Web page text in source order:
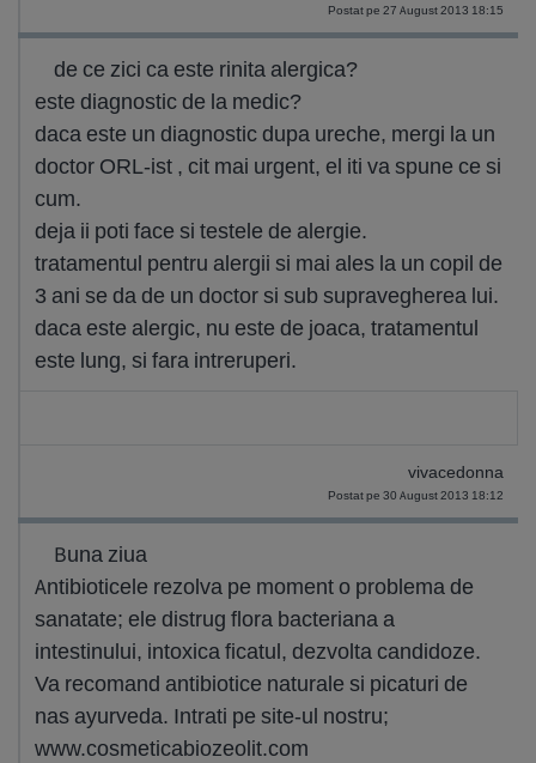
Postat pe 27 August 2013 18:15
de ce zici ca este rinita alergica?
este diagnostic de la medic?
daca este un diagnostic dupa ureche, mergi la un
doctor ORL-ist , cit mai urgent, el iti va spune ce si
cum.
deja ii poti face si testele de alergie.
tratamentul pentru alergii si mai ales la un copil de
3 ani se da de un doctor si sub supravegherea lui.
daca este alergic, nu este de joaca, tratamentul
este lung, si fara intreruperi.
vivacedonna
Postat pe 30 August 2013 18:12
Buna ziua
Antibioticele rezolva pe moment o problema de
sanatate; ele distrug flora bacteriana a
intestinului, intoxica ficatul, dezvolta candidoze.
Va recomand antibiotice naturale si picaturi de
nas ayurveda. Intrati pe site-ul nostru;
www.cosmeticabiozeolit.com